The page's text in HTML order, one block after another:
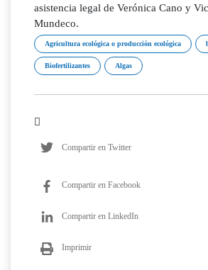
asistencia legal de Verónica Cano y
Mundeco.
Agricultura ecológica o producción ecológica
Biofertilizantes Algas
Compartir en Twitter
Compartir en Facebook
Compartir en LinkedIn
Imprimir